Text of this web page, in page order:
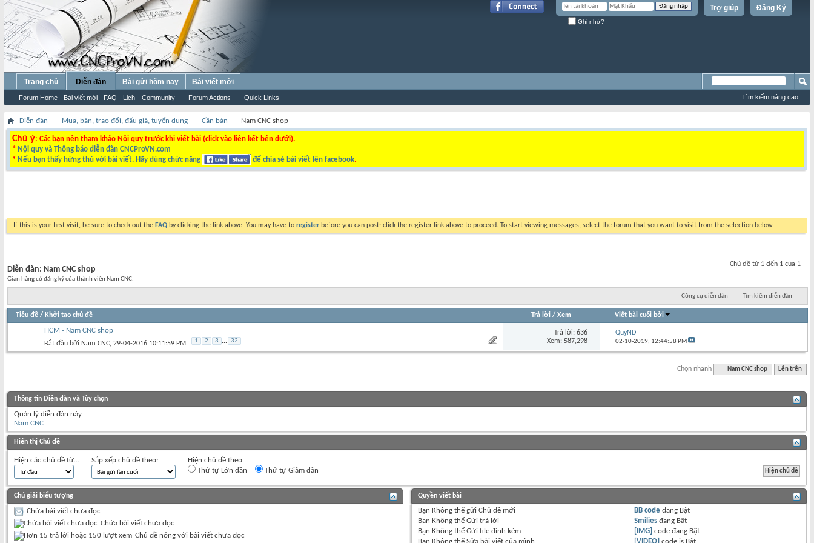
Đăng Ký
Trợ giúp
Ghi nhớ?
Trang chủ Diễn đàn
Forum Home Bài viết mới FAQ Lịch Community Forum Actions Quick Links
Bài gửi hôm nay Bài viết mới
Tìm kiếm nâng cao
Diễn đàn Mua, bán, trao đổi, đấu giá, tuyển dụng Cần bán Nam CNC shop
Chú ý: Các bạn nên tham khảo Nội quy trước khi viết bài (click vào liên kết bên dưới).
* Nội quy và Thông báo diễn đàn CNCProVN.com
* Nếu bạn thấy hứng thú với bài viết. Hãy dùng chức năng để chia sẻ bài viết lên facebook.
If this is your first visit, be sure to check out the FAQ by clicking the link above. You may have to register before you can post: click the register link above to proceed. To start viewing messages, select the forum that you want to visit from the selection below.
Chủ đề từ 1 đến 1 của 1
Diễn đàn: Nam CNC shop
Gian hàng có đăng ký của thành viên Nam CNC.
Công cụ diễn đàn Tìm kiếm diễn đàn
Tiêu đề / Khởi tạo chủ đề Trả lời/ Xem Viết bài cuối bởi
HCM - Nam CNC shop
Bắt đầu bởi Nam CNC‎, 29-04-2016 10:11:59 PM 1 2 3 ... 32
Trả lời: 636
Xem: 587,298
QuyND
02-10-2019, 12:44:58 PM
Chọn nhanh Nam CNC shop Lên trên
Thông tin Diễn đàn và Tùy chọn
Quản lý diễn đàn này
Nam CNC
Hiển thị Chủ đề
Hiện các chủ đề từ... Sắp xếp chủ đề theo:
Hiện chủ đề theo...
Thứ tự Lớn dần
Thứ tự Giảm dần
Chú giải biểu tượng
Chứa bài viết chưa đọc
Chứa bài viết chưa đọc
Chủ đề nóng với bài viết chưa đọc
Quyền viết bài
Bạn Không thểgửi Chủ đề mới
Bạn Không thểGửi trả lời
Bạn Không thểGửi file đính kèm
Bạn Không thểSửa bài viết của mình
BB code đang Bật
Smilies đang Bật
[IMG] code đang Bật
[VIDEO] code is Bật